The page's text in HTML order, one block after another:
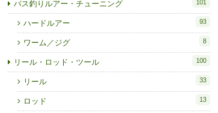
バス釣りルアー・チューニング 101
ハードルアー 93
ワーム／ジグ 8
リール・ロッド・ツール 100
リール 33
ロッド 13